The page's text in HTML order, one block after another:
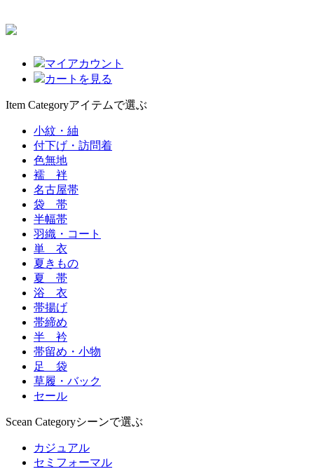
マイアカウント
カートを見る
Item Categoryアイテムで選ぶ
小紋・紬
付下げ・訪問着
色無地
襦 袢
名古屋帯
袋 帯
半幅帯
羽織・コート
単 衣
夏きもの
夏 帯
浴 衣
帯揚げ
帯締め
半 衿
帯留め・小物
足 袋
草履・バック
セール
Scean Categoryシーンで選ぶ
カジュアル
セミフォーマル